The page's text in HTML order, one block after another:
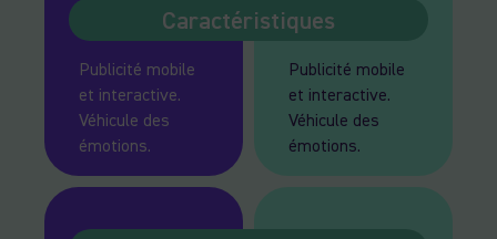
Caractéristiques
Publicité mobile
et interactive.
Véhicule des
émotions.
Publicité mobile
et interactive.
Véhicule des
émotions.